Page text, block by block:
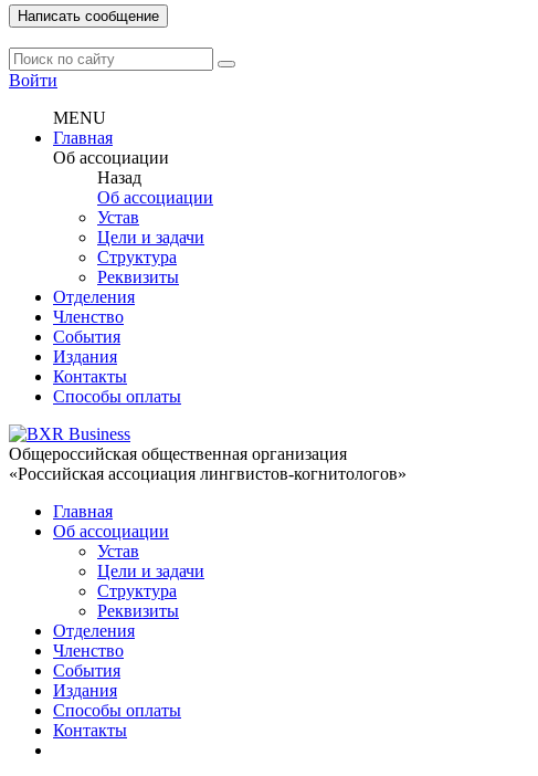
Написать сообщение
Войти
MENU
Главная
Об ассоциации
Назад
Об ассоциации
Устав
Цели и задачи
Структура
Реквизиты
Отделения
Членство
События
Издания
Контакты
Способы оплаты
Общероссийская общественная организация
«Российская ассоциация лингвистов-когнитологов»
Главная
Об ассоциации
Устав
Цели и задачи
Структура
Реквизиты
Отделения
Членство
События
Издания
Способы оплаты
Контакты